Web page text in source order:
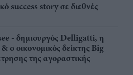
success story σε διεθνές
- δημιουργός Delligatti, η
ο οικονομικός δείκτης Big
της αγοραστικής